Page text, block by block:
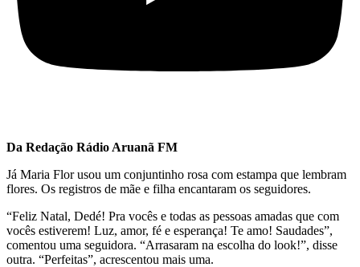
Da Redação Rádio Aruanã FM
Já Maria Flor usou um conjuntinho rosa com estampa que lembram
flores. Os registros de mãe e filha encantaram os seguidores.
“Feliz Natal, Dedé! Pra vocês e todas as pessoas amadas que com
vocês estiverem! Luz, amor, fé e esperança! Te amo! Saudades”,
comentou uma seguidora. “Arrasaram na escolha do look!”, disse
outra. “Perfeitas”, acrescentou mais uma.